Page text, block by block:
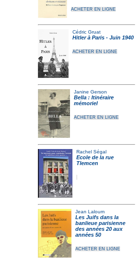
ACHETER EN LIGNE
Cédric Gruat
Hitler à Paris - Juin 1940
ACHETER EN LIGNE
Janine Gerson
Bella : Itinéraire
mémoriel
ACHETER EN LIGNE
Rachel Ségal
Ecole de la rue
Tlemcen
Jean Laloum
Les Juifs dans la
banlieue parisienne
des années 20 aux
années 50
ACHETER EN LIGNE